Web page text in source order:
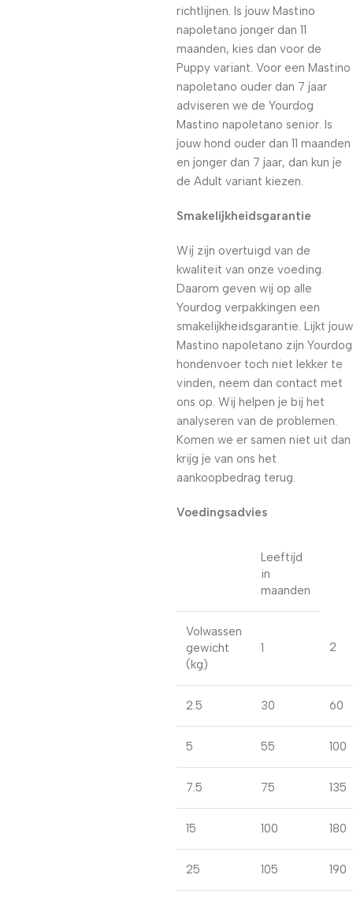
richtlijnen. Is jouw Mastino
napoletano jonger dan 11
maanden, kies dan voor de
Puppy variant. Voor een Mastino
napoletano ouder dan 7 jaar
adviseren we de Yourdog
Mastino napoletano senior. Is
jouw hond ouder dan 11 maanden
en jonger dan 7 jaar, dan kun je
de Adult variant kiezen.
Smakelijkheidsgarantie
Wij zijn overtuigd van de
kwaliteit van onze voeding.
Daarom geven wij op alle
Yourdog verpakkingen een
smakelijkheidsgarantie. Lijkt jouw
Mastino napoletano zijn Yourdog
hondenvoer toch niet lekker te
vinden, neem dan contact met
ons op. Wij helpen je bij het
analyseren van de problemen.
Komen we er samen niet uit dan
krijg je van ons het
aankoopbedrag terug.
Voedingsadvies
Leeftijd
in
maanden
Volwassen
gewicht
(kg)
1 2
2.5 30 60
5 55 100
7.5 75 135
15 100 180
25 105 190